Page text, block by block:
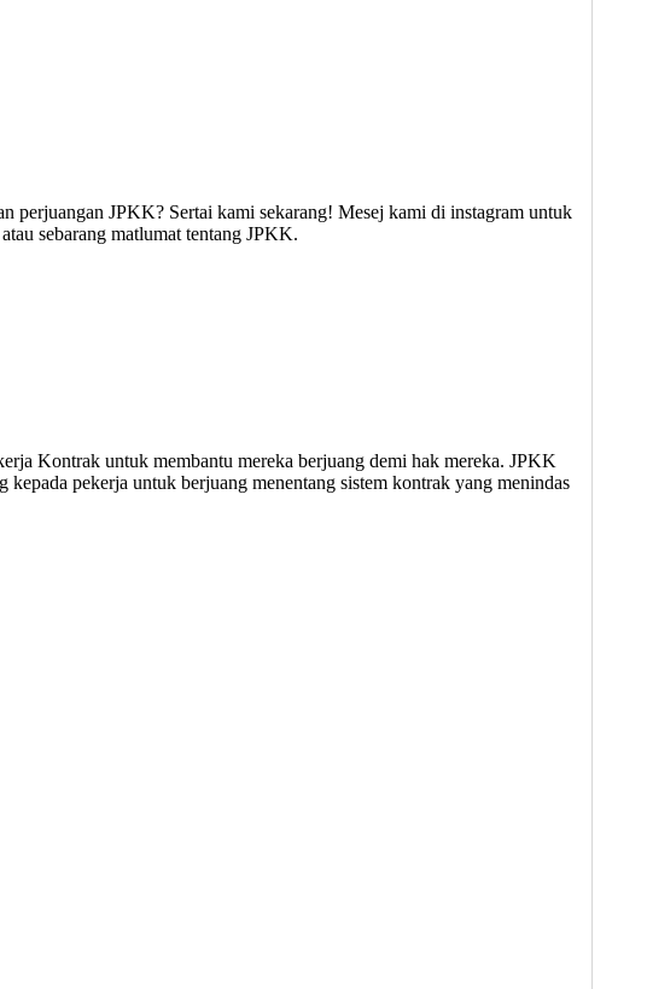
perjuangan JPKK? Sertai kami sekarang! Mesej kami di instagram untuk
sebarang matlumat tentang JPKK.
Kontrak untuk membantu mereka berjuang demi hak mereka. JPKK
pekerja untuk berjuang menentang sistem kontrak yang menindas